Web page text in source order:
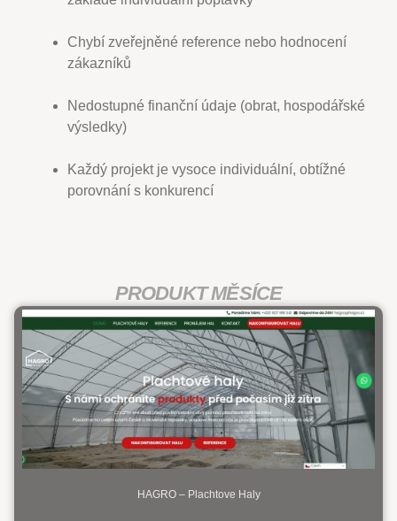
Chybí zveřejněné reference nebo hodnocení
zákazníků
Nedostupné finanční údaje (obrat, hospodářské
výsledky)
Každý projekt je vysoce individuální, obtížné
porovnání s konkurencí
PRODUKT MĚSÍCE
HAGRO – Plachtove Haly